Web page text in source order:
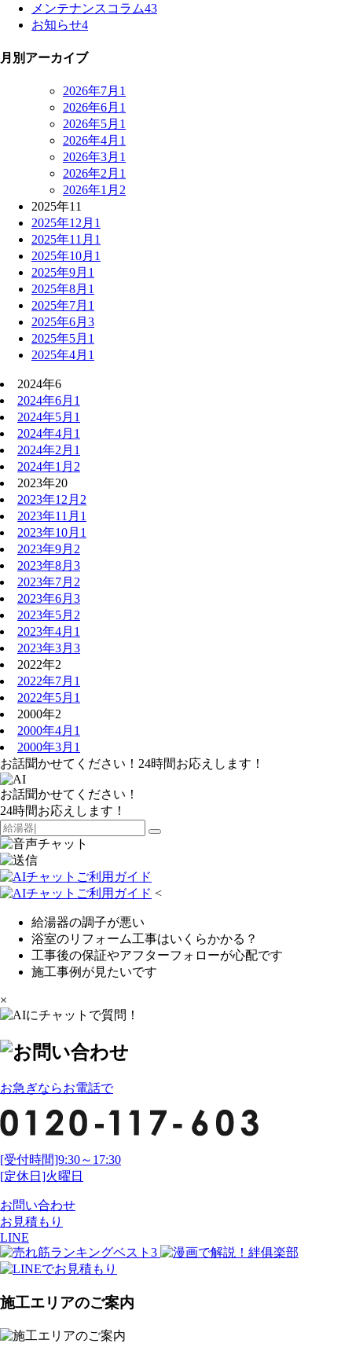
メンテナンスコラム43
お知らせ4
月別アーカイブ
2026年7月 1
2026年6月 1
2026年5月 1
2026年4月 1
2026年3月 1
2026年2月 1
2026年1月 2
2025年11
2025年12月 1
2025年11月 1
2025年10月 1
2025年9月 1
2025年8月 1
2025年7月 1
2025年6月 3
2025年5月 1
2025年4月 1
2024年6
2024年6月 1
2024年5月 1
2024年4月 1
2024年2月 1
2024年1月 2
2023年20
2023年12月 2
2023年11月 1
2023年10月 1
2023年9月 2
2023年8月 3
2023年7月 2
2023年6月 3
2023年5月 2
2023年4月 1
2023年3月 3
2022年2
2022年7月 1
2022年5月 1
2000年2
2000年4月 1
2000年3月 1
お話聞かせてください！24時間お応えします！
お話聞かせてください！
24時間お応えします！
<
給湯器の調子が悪い
浴室のリフォーム工事はいくらかかる？
工事後の保証やアフターフォローが心配です
施工事例が見たいです
×
お急ぎならお電話で
[受付時間]9:30～17:30
[定休日]火曜日
お問い合わせ
お見積もり
LINE
施工エリアのご案内